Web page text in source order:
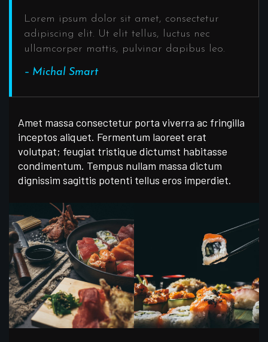
Lorem ipsum dolor sit amet, consectetur
adipiscing elit. Ut elit tellus, luctus nec
ullamcorper mattis, pulvinar dapibus leo.
– Michal Smart
Amet massa consectetur porta viverra ac fringilla
inceptos aliquet. Fermentum laoreet erat
volutpat; feugiat tristique dictumst habitasse
condimentum. Tempus nullam massa dictum
dignissim sagittis potenti tellus eros imperdiet.